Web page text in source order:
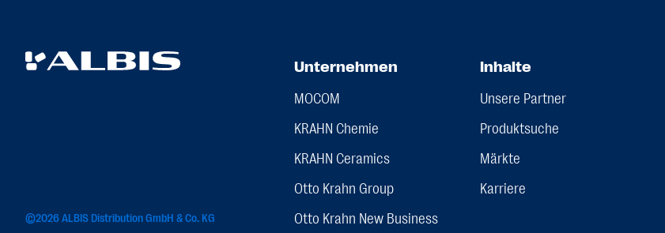
©2026 ALBIS Distribution GmbH & Co. KG
Unternehmen
MOCOM
KRAHN Chemie
KRAHN Ceramics
Otto Krahn Group
Otto Krahn New Business
Inhalte
Unsere Partner
Produktsuche
Märkte
Karriere